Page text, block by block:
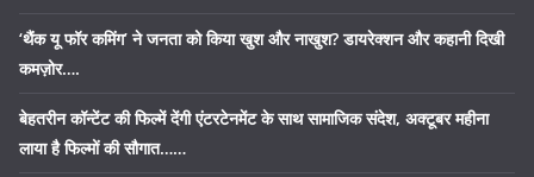
‘थैंक यू फॉर कमिंग’ ने जनता को किया खुश और नाखुश? डायरेक्शन और कहानी दिखी
कमज़ोर….
बेहतरीन कॉन्टेंट की फिल्में देंगी एंटरटेनमेंट के साथ सामाजिक संदेश, अक्टूबर महीना
लाया है फिल्मों की सौगात……